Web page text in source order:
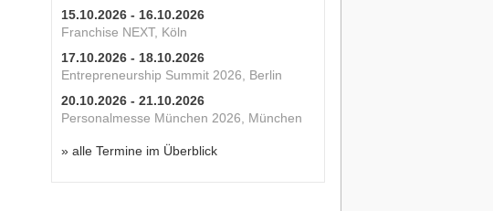
15.10.2026 - 16.10.2026
Franchise NEXT, Köln
17.10.2026 - 18.10.2026
Entrepreneurship Summit 2026, Berlin
20.10.2026 - 21.10.2026
Personalmesse München 2026, München
» alle Termine im Überblick